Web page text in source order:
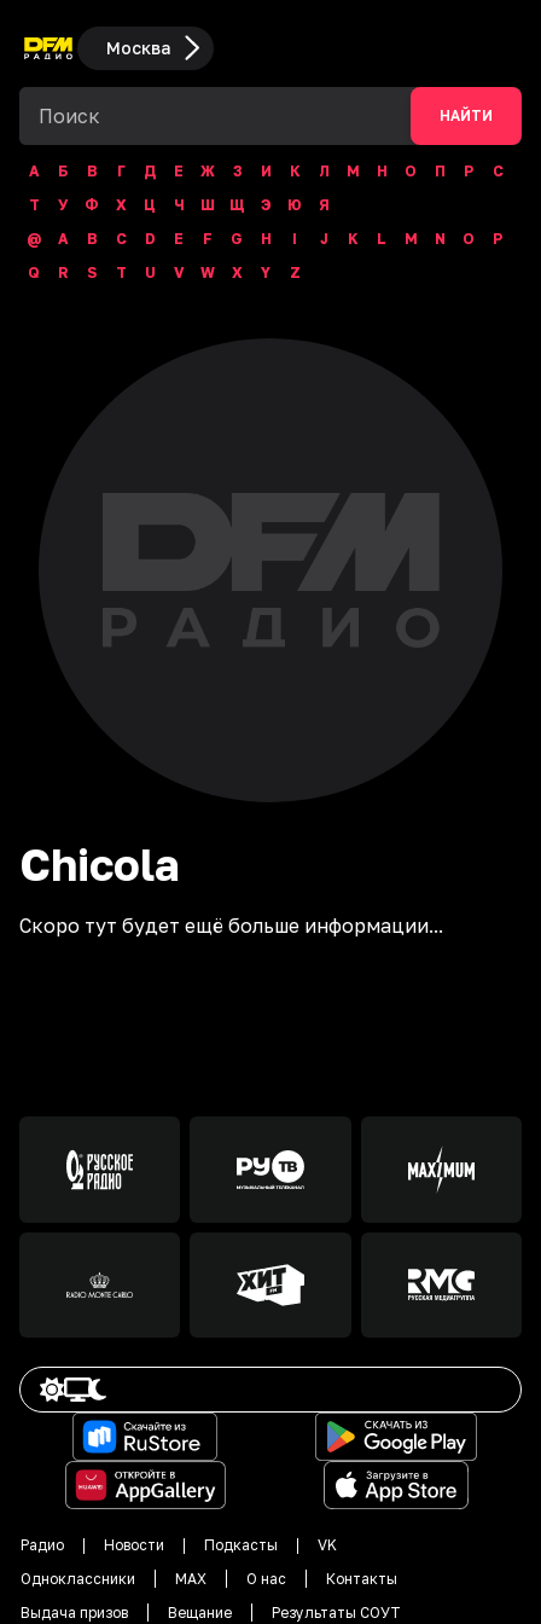
Москва
НАЙТИ
А Б В Г Д Е Ж З И К Л М Н О П Р
С
Т
У Ф Х Ц Ч Ш Щ Э Ю
Я
@
A B C D E F G H I J K L M N O
P
Q
R S T U V W X Y Z
Chicola
Скоро тут будет ещё больше информации...
Радио Новости Подкасты
VK
Одноклассники
MAX О нас
Контакты
Выдача призов
Вещание Результаты СОУТ